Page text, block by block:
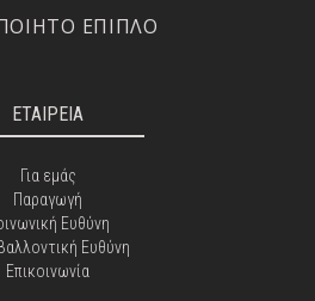
ΕΠΙΠΛΟ
ΕΤΑΙΡΕΙΑ
Για εμάς
Παραγωγή
Ευθύνη
Ευθύνη
Επικοινωνία